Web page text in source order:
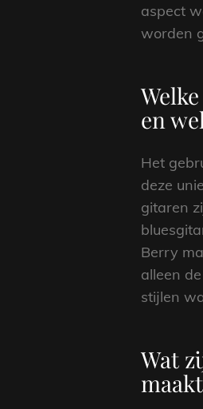
aspect
worden
en
Het
deze
gitaren
Berry
alleen
stijlen
Wat